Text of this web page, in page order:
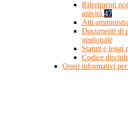
Riferimenti
attività 47
Atti
Documenti di
gestionale
Statuti e leggi
Codice
Oneri informativi